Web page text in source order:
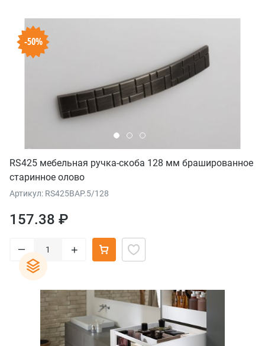
-50%
RS425 мебельная ручка-скоба 128 мм брашированное
старинное олово
Артикул: RS425BAP.5/128
157.38 ₽
– +